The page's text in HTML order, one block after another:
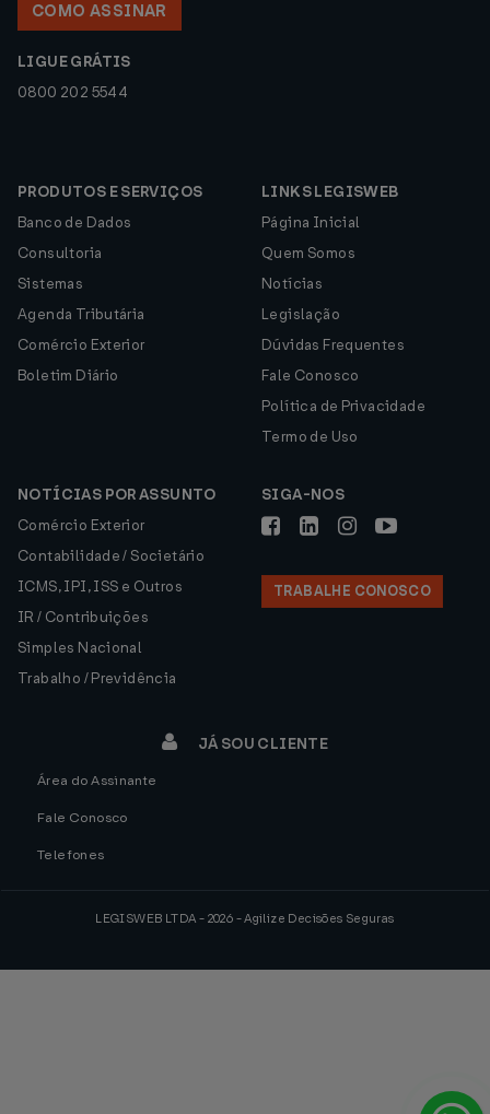
COMO ASSINAR
LIGUE GRÁTIS
0800 202 5544
PRODUTOS E SERVIÇOS
Banco de Dados
Consultoria
Sistemas
Agenda Tributária
Comércio Exterior
Boletim Diário
LINKS LEGISWEB
Página Inicial
Quem Somos
Notícias
Legislação
Dúvidas Frequentes
Fale Conosco
Política de Privacidade
Termo de Uso
NOTÍCIAS POR ASSUNTO
Comércio Exterior
Contabilidade / Societário
ICMS, IPI, ISS e Outros
IR / Contribuições
Simples Nacional
Trabalho / Previdência
SIGA-NOS
TRABALHE CONOSCO
JÁ SOU CLIENTE
Área do Assinante
Fale Conosco
Telefones
LEGISWEB LTDA - 2026 - Agilize Decisões Seguras